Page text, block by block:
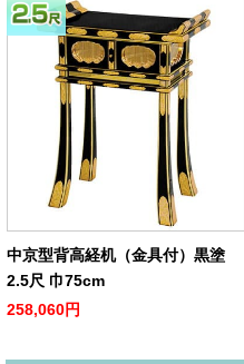
中京型背高経机（金具付）黒塗
2.5尺 巾75cm
258,060円